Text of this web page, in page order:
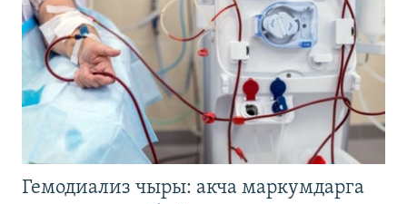
Гемодиализ чыры: акча маркумдарга